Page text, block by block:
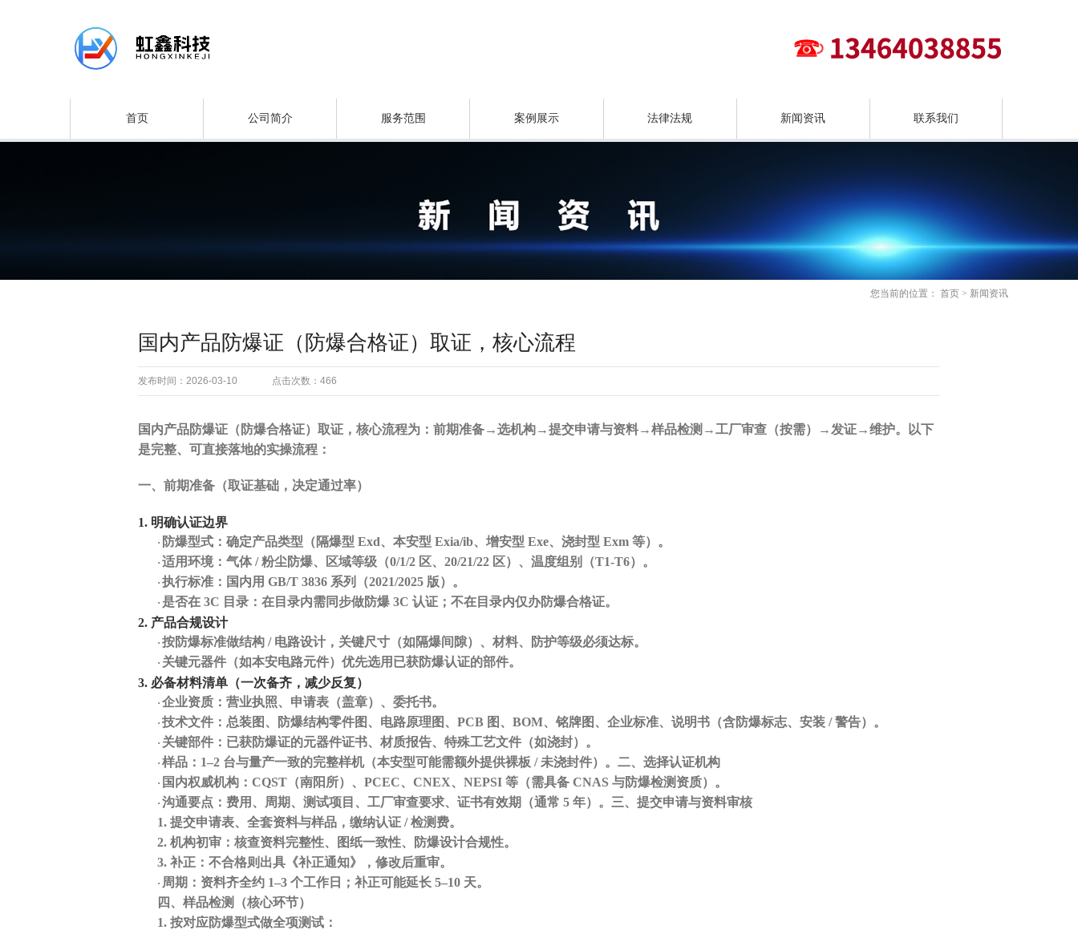
首页 公司简介 服务范围 案例展示 法律法规 新闻资讯 联系我们
您当前的位置： 首页 > 新闻资讯
国内产品防爆证（防爆合格证）取证，核心流程
发布时间：2026-03-10 点击次数：466
国内产品防爆证（防爆合格证）取证，核心流程为： 前期准备→选机构→提交申请与资料→样品检测→工厂审查（按需）→发证→维护。以下
是完整、可直接落地的实操流程：
一、前期准备（取证基础，决定通过率）
1. 明确认证边界
· 防爆型式 ：确定产品类型（隔爆型 Exd、本安型 Exia/ib、增安型 Exe、浇封型 Exm 等）。
· 适用环境：气体 / 粉尘防爆、区域等级（0/1/2 区、20/21/22 区）、温度组别（T1-T6）。
· 执行标准 ：国内用 GB/T 3836 系列 （2021/2025 版）。
· 是否在 3C 目录 ：在目录内需同步做防爆 3C 认证 ；不在目录内仅办防爆合格证。
2. 产品合规设计
· 按防爆标准做结构 / 电路设计，关键尺寸（如隔爆间隙）、材料、防护等级必须达标。
· 关键元器件（如本安电路元件）优先选用已获防爆认证的部件。
3. 必备材料清单（一次备齐，减少反复）
· 企业资质：营业执照、申请表（盖章）、委托书。
· 技术文件：总装图、防爆结构零件图、电路原理图、 PCB 图、BOM、铭牌图、企业标准、说明书（含防爆标志、安装 / 警告）。
· 关键部件：已获防爆证的元器件证书、材质报告、特殊工艺文件（如浇封）。
· 样品： 1–2 台与量产一致的完整样机（本安型可能需额外提供裸板 / 未浇封件）。二、选择认证机构
· 国内权威机构： CQST（南阳所）、PCEC、CNEX、NEPSI 等（需具备 CNAS 与防爆检测资质）。
· 沟通要点：费用、周期、测试项目、工厂审查要求、证书有效期（通常 5 年）。三、提交申请与资料审核
1. 提交申请表、全套资料与样品，缴纳认证 / 检测费。
2. 机构初审：核查资料完整性、图纸一致性、防爆设计合规性。
3. 补正：不合格则出具《补正通知》，修改后重审。
· 周期：资料齐全约 1–3 个工作日 ；补正可能延长 5–10 天。
四、样品检测（核心环节）
1. 按对应防爆型式做全项测试：